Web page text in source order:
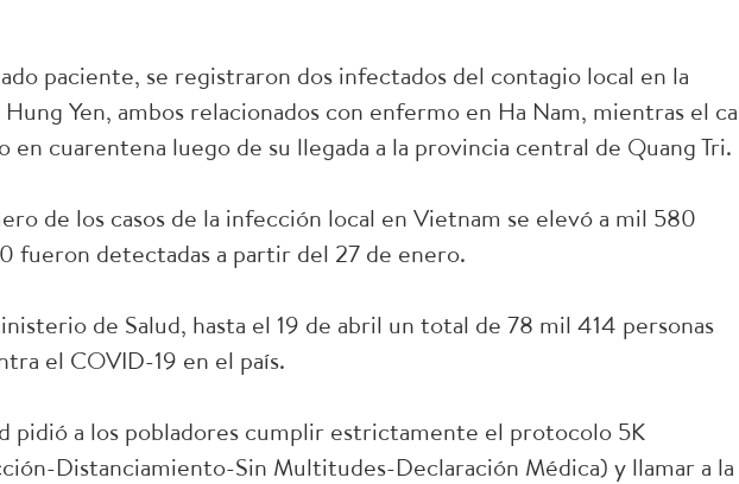
paciente, se registraron dos infectados del contagio local en la
Yen, ambos relacionados con enfermo en Ha Nam, mientras el
cuarentena luego de su llegada a la provincia central de Quang Tri.
de los casos de la infección local en Vietnam se elevó a mil 580
fueron detectadas a partir del 27 de enero.
de Salud, hasta el 19 de abril un total de 78 mil 414 personas
el COVID-19 en el país.
pidió a los pobladores cumplir estrictamente el protocolo 5K
Distanciamiento-Sin Multitudes-Declaración Médica) y llamar a la